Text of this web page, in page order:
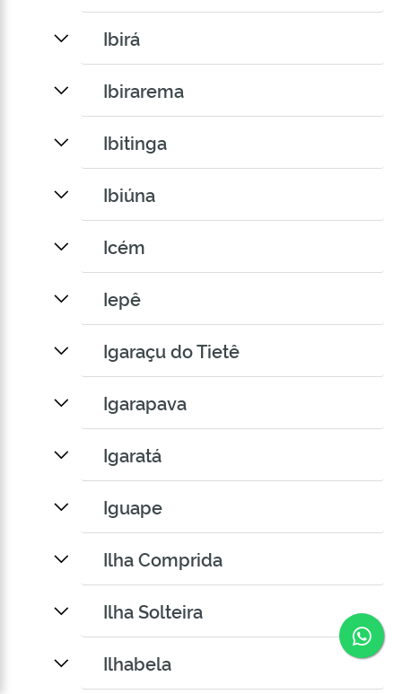
Ibirá
Ibirarema
Ibitinga
Ibiúna
Icém
Iepê
Igaraçu do Tietê
Igarapava
Igaratá
Iguape
Ilha Comprida
Ilha Solteira
Ilhabela